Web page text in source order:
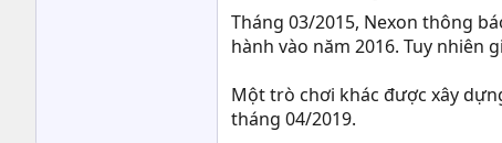
Tháng 03/2015, Nexon thông
hành vào năm 2016. Tuy nhiên
Một trò chơi khác được xây
tháng 04/2019.